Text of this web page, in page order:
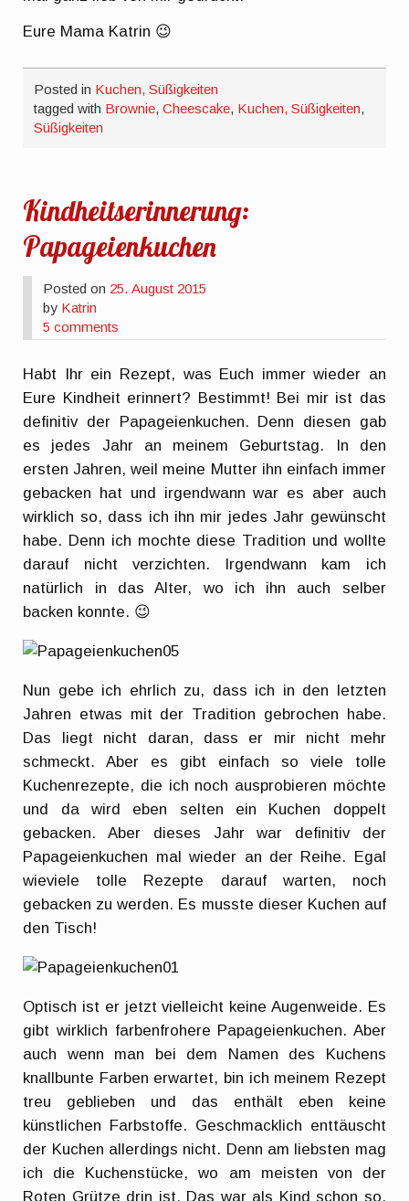
Eure Mama Katrin 😉
Posted in Kuchen, Süßigkeiten
tagged with Brownie,Cheescake, Kuchen, Süßigkeiten,
Süßigkeiten
Kindheitserinnerung:
Papageienkuchen
Posted on 25. August 2015
by Katrin
5 comments
Habt Ihr ein Rezept, was Euch immer wieder an
Eure Kindheit erinnert? Bestimmt! Bei mir ist das
definitiv der Papageienkuchen. Denn diesen gab
es jedes Jahr an meinem Geburtstag. In den
ersten Jahren, weil meine Mutter ihn einfach immer
gebacken hat und irgendwann war es aber auch
wirklich so, dass ich ihn mir jedes Jahr gewünscht
habe. Denn ich mochte diese Tradition und wollte
darauf nicht verzichten. Irgendwann kam ich
natürlich in das Alter, wo ich ihn auch selber
backen konnte. 😉
Nun gebe ich ehrlich zu, dass ich in den letzten
Jahren etwas mit der Tradition gebrochen habe.
Das liegt nicht daran, dass er mir nicht mehr
schmeckt. Aber es gibt einfach so viele tolle
Kuchenrezepte, die ich noch ausprobieren möchte
und da wird eben selten ein Kuchen doppelt
gebacken. Aber dieses Jahr war definitiv der
Papageienkuchen mal wieder an der Reihe. Egal
wieviele tolle Rezepte darauf warten, noch
gebacken zu werden. Es musste dieser Kuchen auf
den Tisch!
Optisch ist er jetzt vielleicht keine Augenweide. Es
gibt wirklich farbenfrohere Papageienkuchen. Aber
auch wenn man bei dem Namen des Kuchens
knallbunte Farben erwartet, bin ich meinem Rezept
treu geblieben und das enthält eben keine
künstlichen Farbstoffe. Geschmacklich enttäuscht
der Kuchen allerdings nicht. Denn am liebsten mag
ich die Kuchenstücke, wo am meisten von der
Roten Grütze drin ist. Das war als Kind schon so.